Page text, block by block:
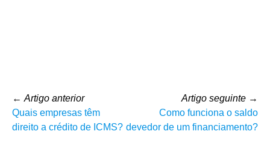
← Artigo anterior
Quais empresas têm
direito a crédito de ICMS?
Artigo seguinte →
Como funciona o saldo
devedor de um financiamento?